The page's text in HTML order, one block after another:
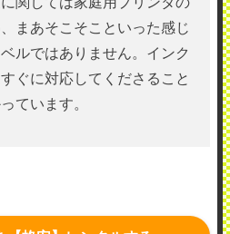
まあそこそこといった感じ
ルではありません。インク
ぐに対応してくださること
ています。